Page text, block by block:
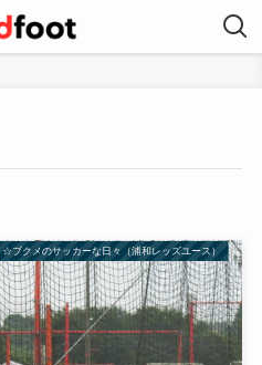
☆ブクメのサッカーな日々（浦和レッズユース）